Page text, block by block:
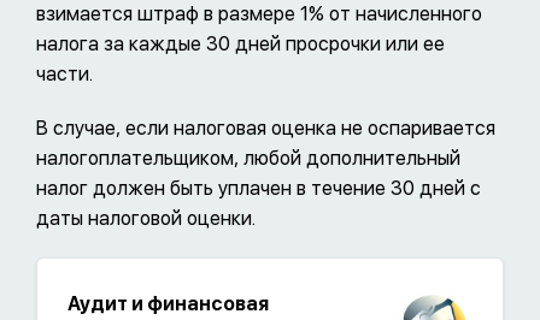
взимается штраф в размере 1% от начисленного
налога за каждые 30 дней просрочки или ее
части.
В случае, если налоговая оценка не оспаривается
налогоплательщиком, любой дополнительный
налог должен быть уплачен в течение 30 дней с
даты налоговой оценки.
Аудит и финансовая